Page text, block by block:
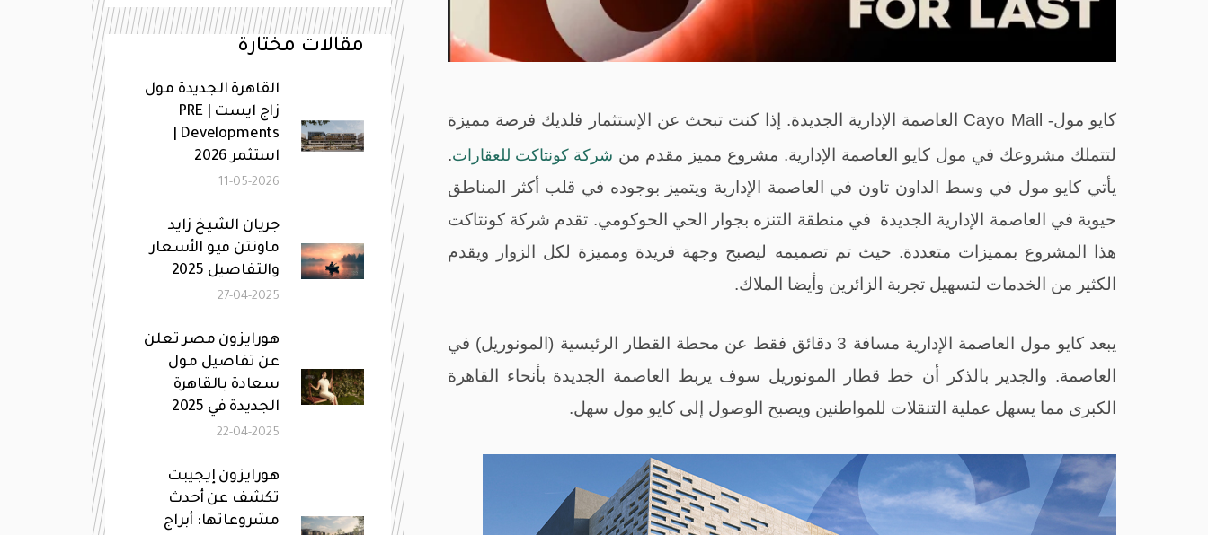
كايو مول- Cayo Mall
العاصمة الإدارية الجديدة. إذا كنت تبحث عن الإستثمار فلديك فرصة مميزة
لتتملك مشروعك في مول كايو العاصمة الإدارية. مشروع مميز مقدم من شركة كونتاكت للعقارات.
يأتي كايو مول في وسط الداون تاون في العاصمة الإدارية ويتميز بوجوده في قلب أكثر المناطق
حيوية في العاصمة الإدارية الجديدة في منطقة التنزه بجوار الحي الحوكومي. تقدم شركة كونتاكت
هذا المشروع بمميزات متعددة. حيث تم تصميمه ليصبح وجهة فريدة ومميزة لكل الزوار ويقدم
الكثير من الخدمات لتسهيل تجربة الزائرين وأيضا الملاك.
يبعد كايو مول العاصمة الإدارية مسافة 3 دقائق فقط عن محطة القطار الرئيسية (المونوريل) في
العاصمة. والجدير بالذكر أن خط قطار المونوريل سوف يربط العاصمة الجديدة بأنحاء القاهرة
الكبرى مما يسهل عملية التنقلات للمواطنين ويصبح الوصول إلى كايو مول سهل.
مقالات مختارة
القاهرة الجديدة مول
زاج ايست | PRE
استثمر 2026
11-05-2026
جريان الشيخ زايد
ماونتن فيو الأسعار
والتفاصيل 2025
27-04-2025
هورايزون مصر تعلن
عن تفاصيل مول
سعادة بالقاهرة
الجديدة في 2025
22-04-2025
هورايزون إيجيبت
تكشف عن أحدث
مشروعاتها: أبراج